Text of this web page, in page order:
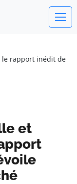
le rapport inédit de
et